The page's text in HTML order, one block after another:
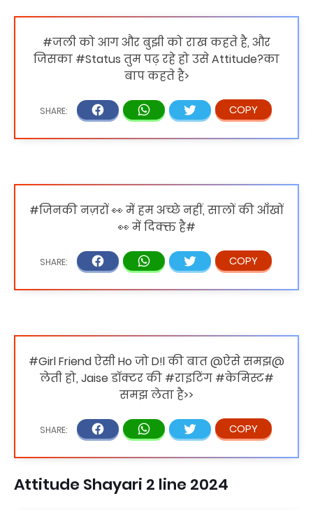
#जली को आग और बुझी को राख कहते है, और
जिसका #Status तुम पढ़ रहे हो उसे Attitude?का
बाप कहते है>
#जिनकी नज़रों 👀 में हम अच्छे नहीं, सालों की आँखों
👀 में दिक्क्त है#
#Girl Friend ऐसी Ho जो D!l की बात @ऐसे समझ@
लेती हो, Jaise डॉक्टर की ‪#‎राइटिंग ‪#‎केमिस्ट#
‎समझ लेता है>>
Attitude Shayari 2 line 2024